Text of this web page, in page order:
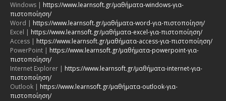
Windows | https://www.learnsoft.gr/μαθήματα-windows-για-
πιστοποίηση/
Word | https://www.learnsoft.gr/μαθήματα-word-για-πιστοποίηση/
Excel | https://www.learnsoft.gr/μαθήματα-excel-για-πιστοποίηση/
Access | https://www.learnsoft.gr/μαθήματα-access-για-πιστοποίηση/
PowerPoint | https://www.learnsoft.gr/μαθήματα-powerpoint-για-
πιστοποίηση/
Internet Explorer | https://www.learnsoft.gr/μαθήματα-internet-για-
πιστοποίηση/
Outlook | https://www.learnsoft.gr/μαθήματα-outlook-για-
πιστοποίηση/